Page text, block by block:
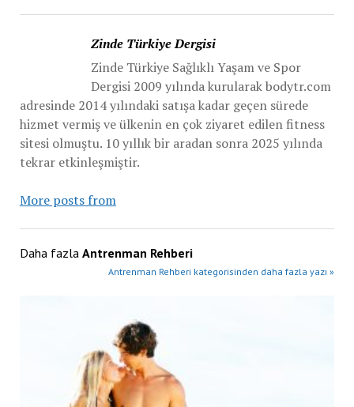
Zinde Türkiye Dergisi
Zinde Türkiye Sağlıklı Yaşam ve Spor
Dergisi 2009 yılında kurularak bodytr.com
adresinde 2014 yılındaki satışa kadar geçen sürede
hizmet vermiş ve ülkenin en çok ziyaret edilen fitness
sitesi olmuştu. 10 yıllık bir aradan sonra 2025 yılında
tekrar etkinleşmiştir.
More posts from
Daha fazla Antrenman Rehberi
Antrenman Rehberi kategorisinden daha fazla yazı »